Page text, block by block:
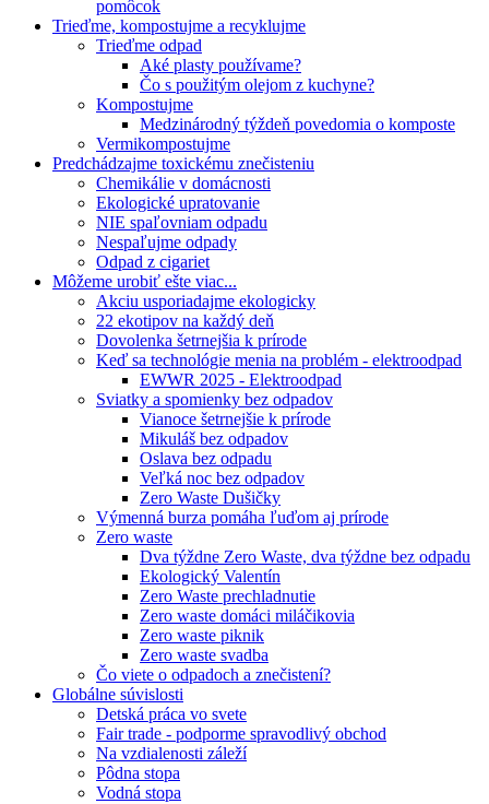
pomôcok
Trieďme, kompostujme a recyklujme
Trieďme odpad
Aké plasty používame?
Čo s použitým olejom z kuchyne?
Kompostujme
Medzinárodný týždeň povedomia o komposte
Vermikompostujme
Predchádzajme toxickému znečisteniu
Chemikálie v domácnosti
Ekologické upratovanie
NIE spaľovniam odpadu
Nespaľujme odpady
Odpad z cigariet
Môžeme urobiť ešte viac...
Akciu usporiadajme ekologicky
22 ekotipov na každý deň
Dovolenka šetrnejšia k prírode
Keď sa technológie menia na problém - elektroodpad
EWWR 2025 - Elektroodpad
Sviatky a spomienky bez odpadov
Vianoce šetrnejšie k prírode
Mikuláš bez odpadov
Oslava bez odpadu
Veľká noc bez odpadov
Zero Waste Dušičky
Výmenná burza pomáha ľuďom aj prírode
Zero waste
Dva týždne Zero Waste, dva týždne bez odpadu
Ekologický Valentín
Zero Waste prechladnutie
Zero waste domáci miláčikovia
Zero waste piknik
Zero waste svadba
Čo viete o odpadoch a znečistení?
Globálne súvislosti
Detská práca vo svete
Fair trade - podporme spravodlivý obchod
Na vzdialenosti záleží
Pôdna stopa
Vodná stopa